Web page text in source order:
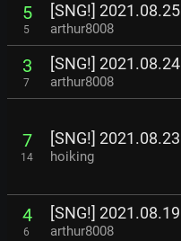
5
5
[SNG!] 2021.08.25
arthur8008
3
7
[SNG!] 2021.08.24
arthur8008
7
14
[SNG!] 2021.08.23
hoiking
4
6
[SNG!] 2021.08.19
arthur8008